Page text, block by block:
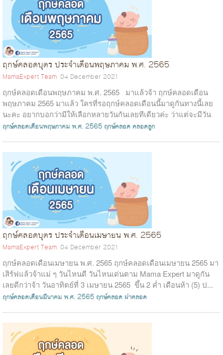
ฤกษ์คลอดบุตร ประจำเดือนพฤษภาคม พ.ศ. 2565
MamaExpert Team 04 December 2021
ฤกษ์คลอดเดือนพฤษภาคม พ.ศ. 2565 มาแล้วจ้า ฤกษ์คลอดเดือน
พฤษภาคม 2565 มาแล้ว ใครที่รอฤกษ์คลอดเดือนนี้มาดูกันทางนี้เลย
นะคะ อยากบอกว่ามีให้เลือกหลายวันกันเลยทีเดียวค่ะ ว่าแต่จะมีวัน
ไหนบ้างนั้น...
ฤกษ์คลอดเดือนพฤษภาคม พ.ศ. 2565 ฤกษ์คลอด คลอดลูก
ฤกษ์คลอดบุตร ประจำเดือนเมษายน พ.ศ. 2565
MamaExpert Team 04 December 2021
ฤกษ์คลอดเดือนเมษายน พ.ศ. 2565 ฤกษ์คลอดเดือนเมษายน 2565 มา
เสิร์ฟแล้วจ้าแม่ ๆ วันไหนดี วันไหนเด่นตาม Mama Expert มาดูกัน
เลยดีกว่าจ้า วันอาทิตย์ที่ 3 เมษายน 2565 ขึ้น 2 ค่ำ เดือนห้า (5) ป...
ฤกษ์คลอดเดือนมีนาคม พ.ศ. 2565 ฤกษ์คลอด ผ่าคลอด